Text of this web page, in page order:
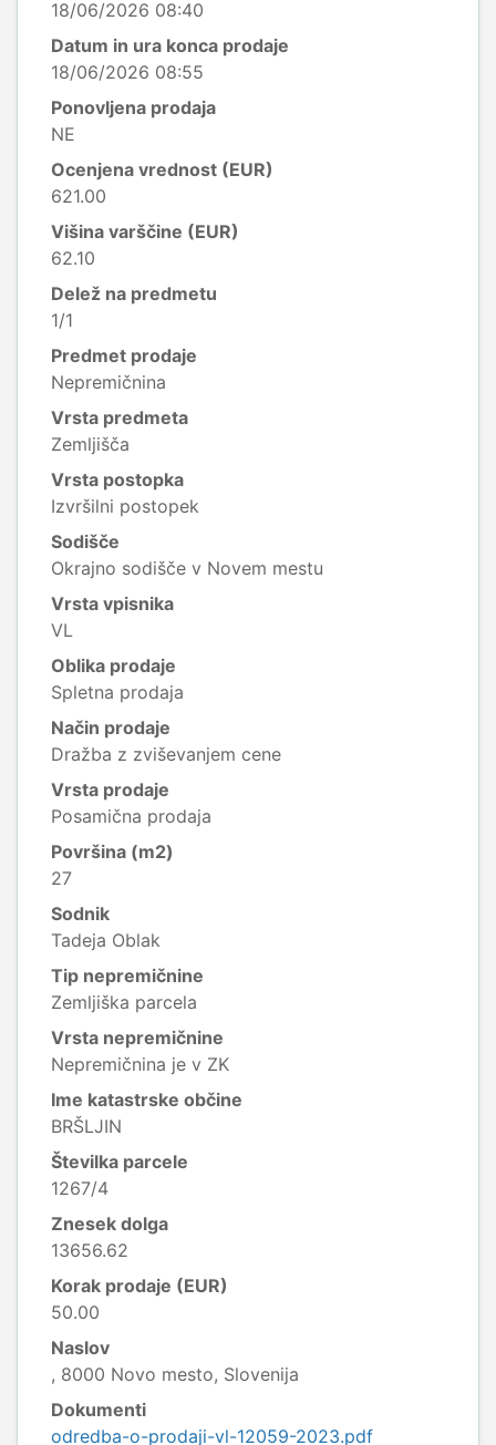
18/06/2026 08:40
Datum in ura konca prodaje
18/06/2026 08:55
Ponovljena prodaja
NE
Ocenjena vrednost (EUR)
621.00
Višina varščine (EUR)
62.10
Delež na predmetu
1/1
Predmet prodaje
Nepremičnina
Vrsta predmeta
Zemljišča
Vrsta postopka
Izvršilni postopek
Sodišče
Okrajno sodišče v Novem mestu
Vrsta vpisnika
VL
Oblika prodaje
Spletna prodaja
Način prodaje
Dražba z zviševanjem cene
Vrsta prodaje
Posamična prodaja
Površina (m2)
27
Sodnik
Tadeja Oblak
Tip nepremičnine
Zemljiška parcela
Vrsta nepremičnine
Nepremičnina je v ZK
Ime katastrske občine
BRŠLJIN
Številka parcele
1267/4
Znesek dolga
13656.62
Korak prodaje (EUR)
50.00
Naslov
, 8000 Novo mesto, Slovenija
Dokumenti
odredba-o-prodaji-vl-12059-2023.pdf